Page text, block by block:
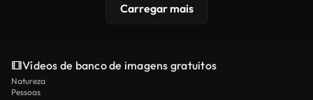
Carregar mais
Vídeos de banco de imagens gratuitos
Natureza
Pessoas